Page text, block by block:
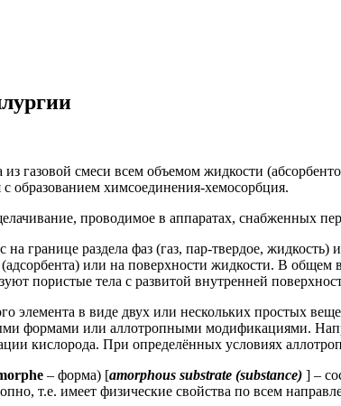
газовой смеси всем объемом жидкости
образованием химсоединения-хемосорбция.
проводимое в аппаратах, снабженных
границе раздела фаз (газ, пар-твердое,
или на поверхности жидкости. В
пористые тела с развитой внутренней
элемента в виде двух или нескольких простых
формами или аллотропными модификациями.
кислорода. При определённых условиях
– форма) [amorphous substrate (substance) ] –
т.е. имеет физические свойства по всем